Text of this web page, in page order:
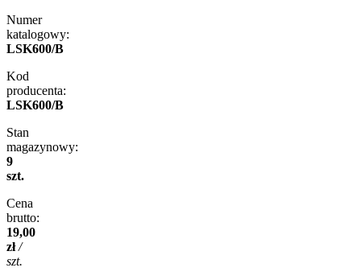
Numer
katalogowy:
LSK600/B
Kod
producenta:
LSK600/B
Stan
magazynowy:
9
szt.
Cena
brutto:
19,00
zł /
szt.